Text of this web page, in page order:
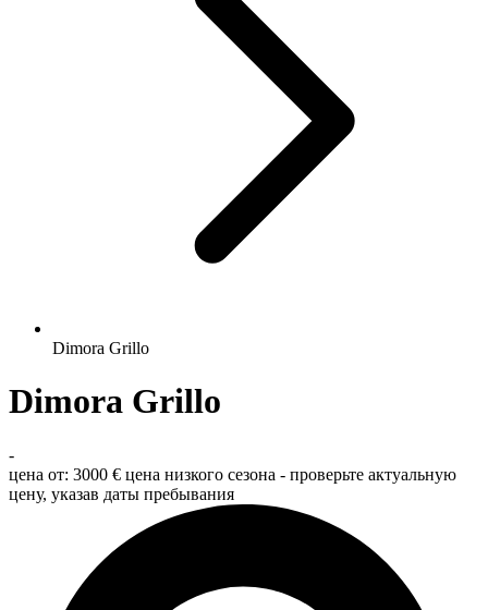
Dimora Grillo
Dimora Grillo
-
цена от: 3000 € цена низкого сезона - проверьте актуальную
цену, указав даты пребывания